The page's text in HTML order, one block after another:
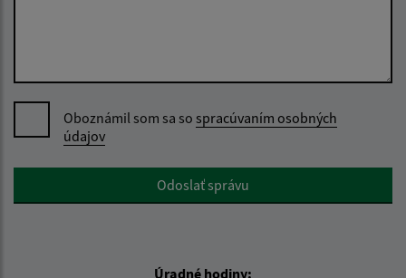
Oboznámil som sa so spracúvaním osobných
údajov
Google reCaptcha ResponseOdoslať správu
Úradné hodiny: